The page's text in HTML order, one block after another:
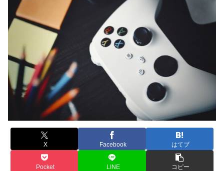
X Facebook はてブ
Pocket LINE コピー